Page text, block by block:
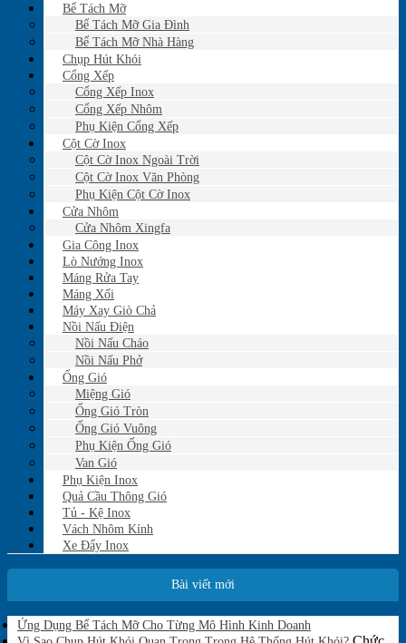
Bể Tách Mỡ
Bể Tách Mỡ Gia Đình
Bể Tách Mỡ Nhà Hàng
Chụp Hút Khói
Cổng Xếp
Cổng Xếp Inox
Cổng Xếp Nhôm
Phụ Kiện Cổng Xếp
Cột Cờ Inox
Cột Cờ Inox Ngoài Trời
Cột Cờ Inox Văn Phòng
Phụ Kiện Cột Cờ Inox
Cửa Nhôm
Cửa Nhôm Xingfa
Gia Công Inox
Lò Nướng Inox
Máng Rửa Tay
Máng Xối
Máy Xay Giò Chả
Nồi Nấu Điện
Nồi Nấu Cháo
Nồi Nấu Phở
Ống Gió
Miệng Gió
Ống Gió Tròn
Ống Gió Vuông
Phụ Kiện Ống Gió
Van Gió
Phụ Kiện Inox
Quả Cầu Thông Gió
Tủ - Kệ Inox
Vách Nhôm Kính
Xe Đẩy Inox
Bài viết mới
Ứng Dụng Bể Tách Mỡ Cho Từng Mô Hình Kinh Doanh
có